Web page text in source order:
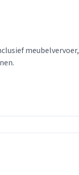
meubelvervoer,